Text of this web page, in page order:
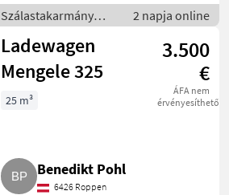
Szálastakarmány
betakarítók /
Rendfelszedő
pótkocsi
2 napja online
Ladewagen
Mengele 325
3.500
€
ÁFA nem
érvényesíthető
25 m³
Benedikt Pohl
6426 Roppen